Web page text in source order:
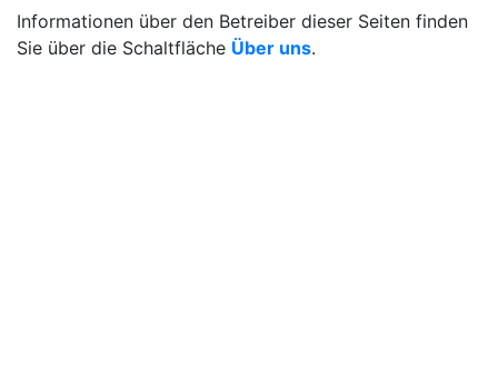
Informationen über den Betreiber dieser Seiten finden
Sie über die Schaltfläche Über uns.